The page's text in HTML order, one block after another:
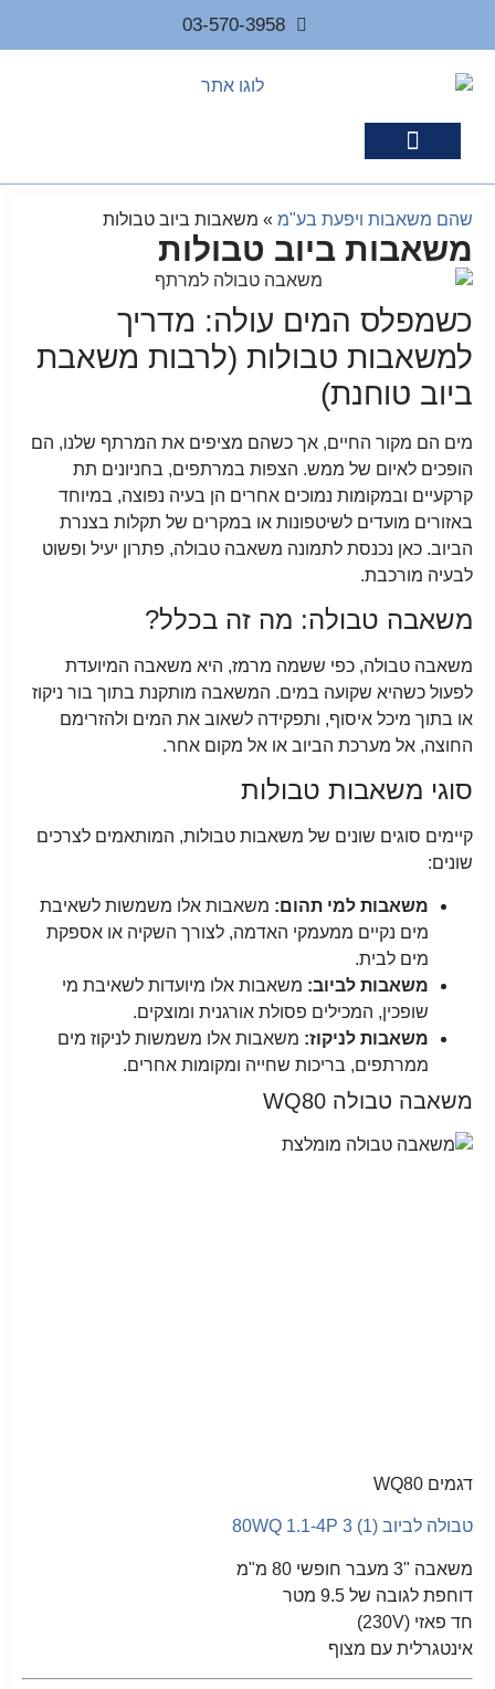
03-570-3958
שהם משאבות ויפעת בע"מ » משאבות ביוב טבולות
משאבות ביוב טבולות
כשמפלס המים עולה: מדריך
למשאבות טבולות (לרבות משאבת
ביוב טוחנת)
מים הם מקור החיים, אך כשהם מציפים את המרתף שלנו, הם
הופכים לאיום של ממש. הצפות במרתפים, בחניונים תת
קרקעיים ובמקומות נמוכים אחרים הן בעיה נפוצה, במיוחד
באזורים מועדים לשיטפונות או במקרים של תקלות בצנרת
הביוב. כאן נכנסת לתמונה משאבה טבולה, פתרון יעיל ופשוט
לבעיה מורכבת.
משאבה טבולה: מה זה בכלל?
משאבה טבולה, כפי ששמה מרמז, היא משאבה המיועדת
לפעול כשהיא שקועה במים. המשאבה מותקנת בתוך בור ניקוז
או בתוך מיכל איסוף, ותפקידה לשאוב את המים ולהזרימם
החוצה, אל מערכת הביוב או אל מקום אחר.
סוגי משאבות טבולות
קיימים סוגים שונים של משאבות טבולות, המותאמים לצרכים
שונים:
משאבות למי תהום: משאבות אלו משמשות לשאיבת
מים נקיים ממעמקי האדמה, לצורך השקיה או אספקת
מים לבית.
משאבות לביוב: משאבות אלו מיועדות לשאיבת מי
שופכין, המכילים פסולת אורגנית ומוצקים.
משאבות לניקוז: משאבות אלו משמשות לניקוז מים
ממרתפים, בריכות שחייה ומקומות אחרים.
משאבה טבולה WQ80
דגמים WQ80
טבולה לביוב 80WQ 1.1-4P 3 (1)
משאבה "3 מעבר חופשי 80 מ"מ
דוחפת לגובה של 9.5 מטר
חד פאזי (230V)
אינטגרלית עם מצוף